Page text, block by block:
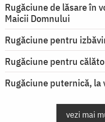
Rugăciune de lăsare în
Maicii Domnului
Rugăciune pentru
Rugăciune pentru
Rugăciune puternică, la
vezi mai